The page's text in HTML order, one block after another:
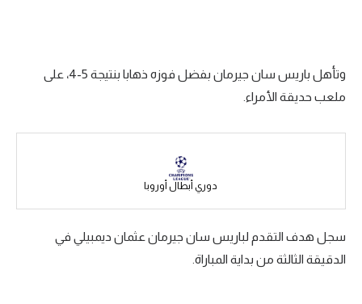
الدوري الإنجليزي
أمم إفريقيا
وتأهل باريس سان جيرمان بفضل فوزه ذهابا بنتيجة 5-4، على
ملعب حديقة الأمراء.
دوري أبطال أوروبا
سجل هدف التقدم لباريس سان جيرمان عثمان ديمبيلي في
الدقيقة الثالثة من بداية المباراة.